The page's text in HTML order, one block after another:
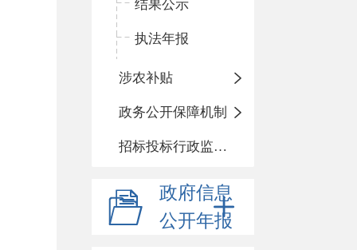
结果公示
执法年报
涉农补贴
政务公开保障机制
招标投标行政监督责任清单
政府信息
公开年报